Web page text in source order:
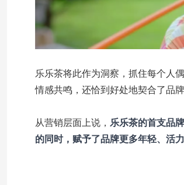
乐乐茶将此作为洞察，抓住每个人
情感共鸣，还恰到好处地契合了品
从营销层面上说， 乐乐茶的首支品
的同时，赋予了品牌更多年轻、活力